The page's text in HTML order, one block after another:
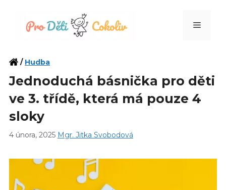
Menu
/ Hudba
Jednoduchá básnička pro děti
ve 3. třídě, která má pouze 4
sloky
4 února, 2025 Mgr. Jitka Svobodová